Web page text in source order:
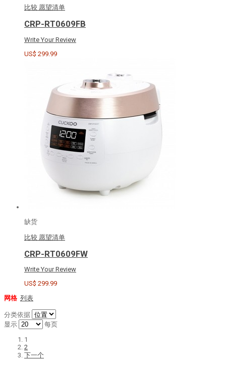
比较 愿望清单
CRP-RT0609FB
Write Your Review
US$ 299.99
缺货
比较 愿望清单
CRP-RT0609FW
Write Your Review
US$ 299.99
网格 列表
分类依据
显示
每页
1
2
下一个